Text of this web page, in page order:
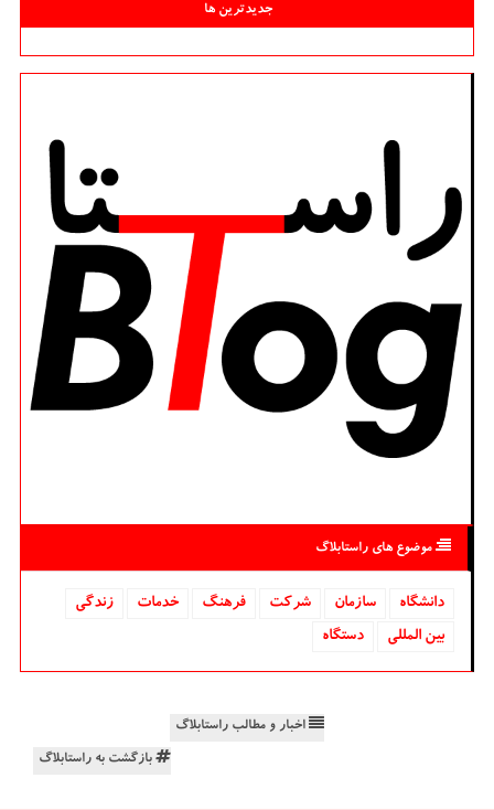
جدیدترین ها
موضوع های راستابلاگ
دانشگاه‌ سازمان شركت فرهنگ خدمات
زندگی
بین المللی
دستگاه
اخبار و مطالب راستابلاگ
بازگشت به راستابلاگ